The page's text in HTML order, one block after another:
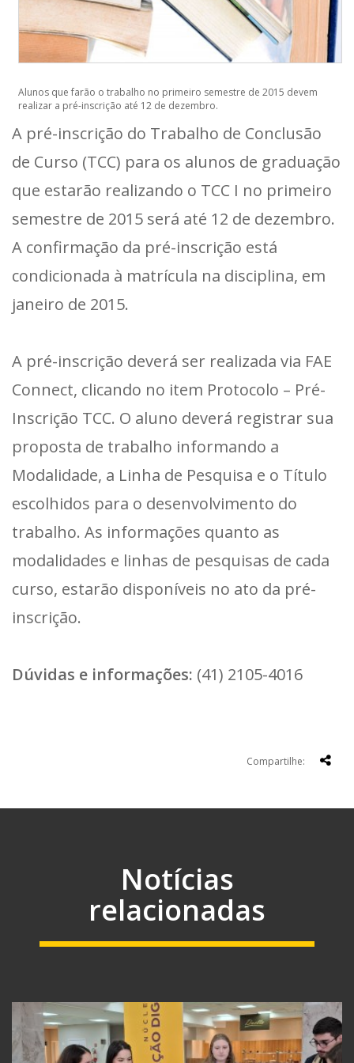
Alunos que farão o trabalho no primeiro semestre de 2015 devem
realizar a pré-inscrição até 12 de dezembro.
A pré-inscrição do Trabalho de Conclusão
de Curso (TCC) para os alunos de graduação
que estarão realizando o TCC I no primeiro
semestre de 2015 será até 12 de dezembro.
A confirmação da pré-inscrição está
condicionada à matrícula na disciplina, em
janeiro de 2015.
A pré-inscrição deverá ser realizada via FAE
Connect, clicando no item Protocolo – Pré-
Inscrição TCC. O aluno deverá registrar sua
proposta de trabalho informando a
Modalidade, a Linha de Pesquisa e o Título
escolhidos para o desenvolvimento do
trabalho. As informações quanto as
modalidades e linhas de pesquisas de cada
curso, estarão disponíveis no ato da pré-
inscrição.
Dúvidas e informações: (41) 2105-4016
Compartilhe:
Notícias
relacionadas